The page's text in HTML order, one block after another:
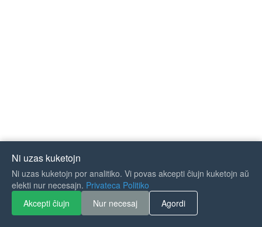
Ni uzas kuketojn
Ni uzas kuketojn por analitiko. Vi povas akcepti ĉiujn kuketojn aŭ
elekti nur necesajn. Privateca Politiko
Akcepti ĉiujn
Nur necesaj Agordi
If you like Guitar Songs, you
can buy me a coffee :)